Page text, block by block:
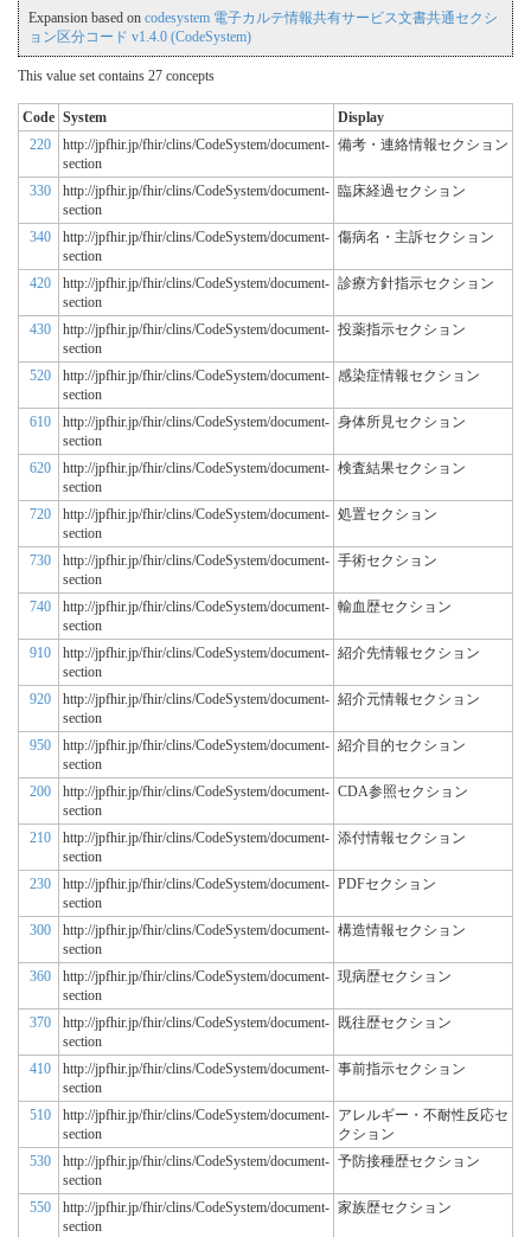
Expansion based on codesystem 電子カルテ情報共有サービス文書共通セクシ
ョン区分コード v1.4.0 (CodeSystem)
This value set contains 27 concepts
Code System
Display
220
http://jpfhir.jp/fhir/clins/CodeSystem/document-
section
備考・連絡情報セクション
330
http://jpfhir.jp/fhir/clins/CodeSystem/document-
section
臨床経過セクション
340
http://jpfhir.jp/fhir/clins/CodeSystem/document-
section
傷病名・主訴セクション
420
http://jpfhir.jp/fhir/clins/CodeSystem/document-
section
診療方針指示セクション
430
http://jpfhir.jp/fhir/clins/CodeSystem/document-
section
投薬指示セクション
520
http://jpfhir.jp/fhir/clins/CodeSystem/document-
section
感染症情報セクション
610
http://jpfhir.jp/fhir/clins/CodeSystem/document-
section
身体所見セクション
620
http://jpfhir.jp/fhir/clins/CodeSystem/document-
section
検査結果セクション
720
http://jpfhir.jp/fhir/clins/CodeSystem/document-
section
処置セクション
730
http://jpfhir.jp/fhir/clins/CodeSystem/document-
section
手術セクション
740
http://jpfhir.jp/fhir/clins/CodeSystem/document-
section
輸血歴セクション
910
http://jpfhir.jp/fhir/clins/CodeSystem/document-
section
紹介先情報セクション
920
http://jpfhir.jp/fhir/clins/CodeSystem/document-
section
紹介元情報セクション
950
http://jpfhir.jp/fhir/clins/CodeSystem/document-
section
紹介目的セクション
200
http://jpfhir.jp/fhir/clins/CodeSystem/document-
section
CDA参照セクション
210
http://jpfhir.jp/fhir/clins/CodeSystem/document-
section
添付情報セクション
230
http://jpfhir.jp/fhir/clins/CodeSystem/document-
section
PDFセクション
300
http://jpfhir.jp/fhir/clins/CodeSystem/document-
section
構造情報セクション
360
http://jpfhir.jp/fhir/clins/CodeSystem/document-
section
現病歴セクション
370
http://jpfhir.jp/fhir/clins/CodeSystem/document-
section
既往歴セクション
410
http://jpfhir.jp/fhir/clins/CodeSystem/document-
section
事前指示セクション
510
http://jpfhir.jp/fhir/clins/CodeSystem/document-
section
アレルギー・不耐性反応セ
クション
530
http://jpfhir.jp/fhir/clins/CodeSystem/document-
section
予防接種歴セクション
550
http://jpfhir.jp/fhir/clins/CodeSystem/document-
section
家族歴セクション